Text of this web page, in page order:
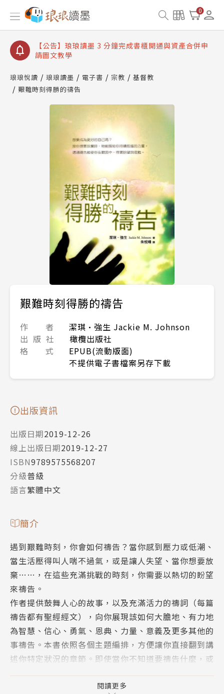
0
【公告】琅琅讀墨數位閱讀資產合併與書櫃開通申請
【公告】琅琅讀墨書櫃開通常見問題
【公告】琅琅讀墨 3 分鐘完成書櫃開通與資產合併申
請圖文教學
查詢
【公告】琅琅讀墨數位閱讀資產合併與書櫃開通申請
琅琅悅讀 琅琅讀墨 電子書 宗教
基督教
艱難時刻得勝的禱告
艱難時刻得勝的禱告
作 者
潔琪•強生 Jackie M. Johnson
出 版 社
橄欖出版社
格 式
EPUB(流動版面)
不提供電子書檔案另存下載
出版資訊
出版日期2019-12-26
線上出版日期2019-12-27
ISBN9789575568207
分級普級
語言繁體中文
簡介
遇到艱難時刻，你會如何禱告？當你感到壓力或低潮、
當生活壓得叫人喘不過氣，或是讓人失望、當你想要放
棄……，在這些充滿挑戰的時刻，你需要以熱切的盼望
來禱告。
作者提供鼓舞人心的故事，以及充滿活力的禱詞（每篇
禱告都有聖經經文），向你展現該如何大膽地、有力地
為智慧、信心、勇氣、恩典、力量、意義及更多其他的
事禱告。本書依照各個主題編排，方便讓你直接翻到講
述你特定狀況的章節。即使當你不知道要禱告什麼，或
閱讀更多